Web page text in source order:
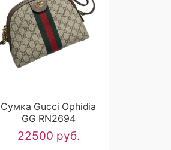
Сумка Gucci Ophidia
GG RN2694
22500 руб.